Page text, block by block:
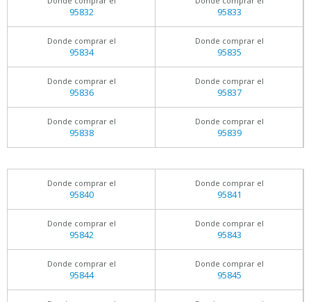
95832 95833
Donde comprar el
95834
Donde comprar el
95835
Donde comprar el
95836
Donde comprar el
95837
Donde comprar el
95838
Donde comprar el
95839
Donde comprar el
95840
Donde comprar el
95841
Donde comprar el
95842
Donde comprar el
95843
Donde comprar el
95844
Donde comprar el
95845